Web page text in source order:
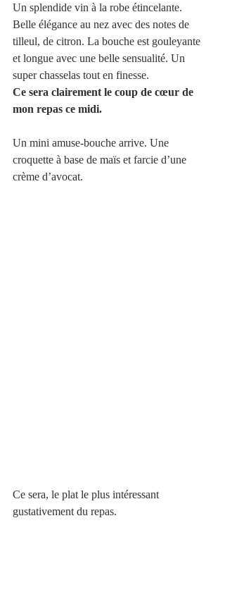
Un splendide vin à la robe étincelante.
Belle élégance au nez avec des notes de
tilleul, de citron. La bouche est gouleyante
et longue avec une belle sensualité. Un
super chasselas tout en finesse.
Ce sera clairement le coup de cœur de
mon repas ce midi.
Un mini amuse-bouche arrive. Une
croquette à base de maïs et farcie d’une
crème d’avocat.
Ce sera, le plat le plus intéressant
gustativement du repas.